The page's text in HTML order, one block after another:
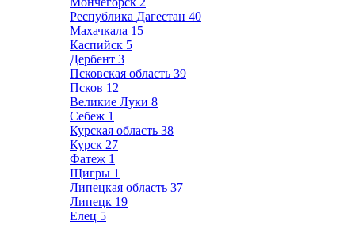
Республика Дагестан 40
Махачкала 15
Каспийск 5
Дербент 3
Псковская область 39
Псков 12
Великие Луки 8
Себеж 1
Курская область 38
Курск 27
Фатеж 1
Щигры 1
Липецкая область 37
Липецк 19
Елец 5